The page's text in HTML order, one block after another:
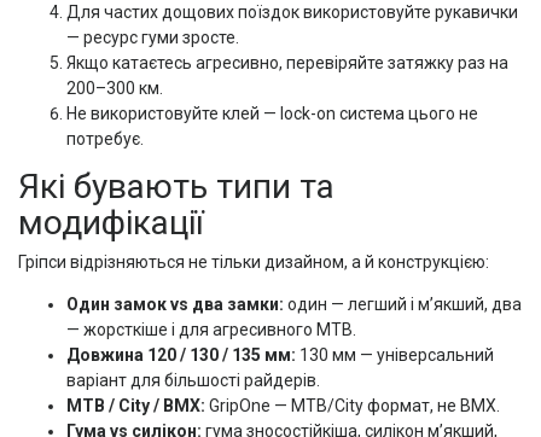
Для частих дощових поїздок використовуйте рукавички
— ресурс гуми зросте.
Якщо катаєтесь агресивно, перевіряйте затяжку раз на
200–300 км.
Не використовуйте клей — lock-on система цього не
потребує.
Які бувають типи та
модифікації
Гріпси відрізняються не тільки дизайном, а й конструкцією:
Один замок vs два замки: один — легший і м’якший, два
— жорсткіше і для агресивного MTB.
Довжина 120 / 130 / 135 мм: 130 мм — універсальний
варіант для більшості райдерів.
MTB / City / BMX: GripOne — MTB/City формат, не BMX.
Гума vs силікон: гума зносостійкіша, силікон м’якший,